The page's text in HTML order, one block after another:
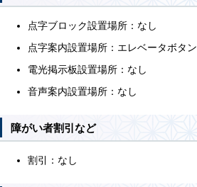
点字ブロック設置場所：なし
点字案内設置場所：エレベータボタン
電光掲示板設置場所：なし
音声案内設置場所：なし
障がい者割引など
割引：なし